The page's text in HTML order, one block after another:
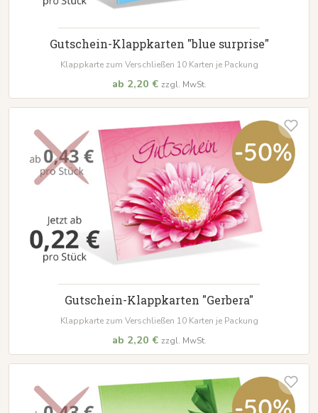
Gutschein-Klappkarten "blue surprise"
Klappkarte zum Verschließen 10 Karten je Packung
ab 2,20 € zzgl. MwSt.
Gutschein-Klappkarten "Gerbera"
Klappkarte zum Verschließen 10 Karten je Packung
ab 2,20 € zzgl. MwSt.